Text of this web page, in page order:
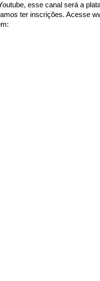
esse canal será a
ter inscrições. Acesse